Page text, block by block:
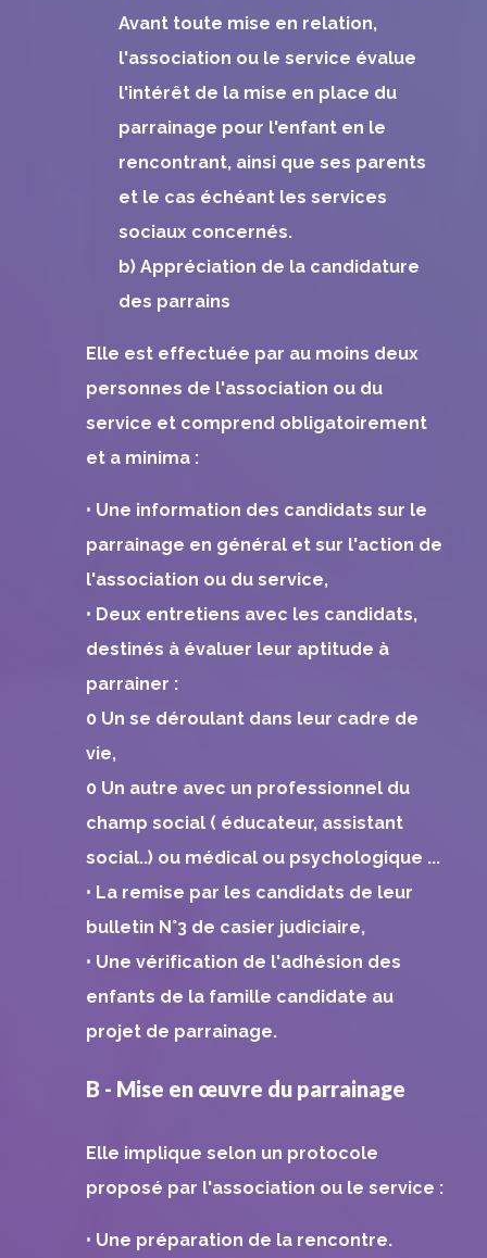
Avant toute mise en relation,
l'association ou le service évalue
l'intérêt de la mise en place du
parrainage pour l'enfant en le
rencontrant, ainsi que ses parents
et le cas échéant les services
sociaux concernés.
b) Appréciation de la candidature
des parrains
Elle est effectuée par au moins deux
personnes de l'association ou du
service et comprend obligatoirement
et a minima :
• Une information des candidats sur le
parrainage en général et sur l'action de
l'association ou du service,
• Deux entretiens avec les candidats,
destinés à évaluer leur aptitude à
parrainer :
0 Un se déroulant dans leur cadre de
vie,
0 Un autre avec un professionnel du
champ social ( éducateur, assistant
social..) ou médical ou psychologique ...
• La remise par les candidats de leur
bulletin N°3 de casier judiciaire,
• Une vérification de l'adhésion des
enfants de la famille candidate au
projet de parrainage.
B - Mise en œuvre du parrainage
Elle implique selon un protocole
proposé par l'association ou le service :
• Une préparation de la rencontre.